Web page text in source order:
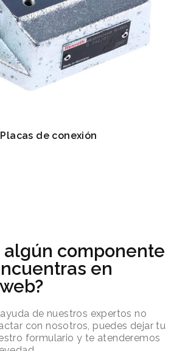
Placas de conexión
algún componente
en
de nuestros expertos no
con nosotros, puedes dejar tu
formulario y te atenderemos